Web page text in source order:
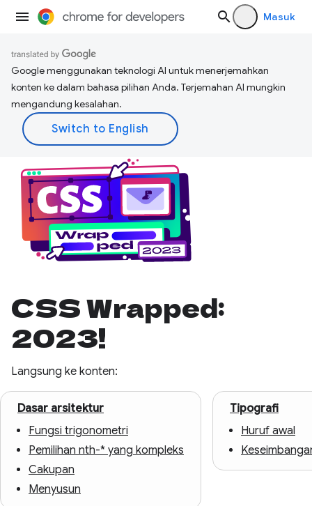
Masuk
Google menggunakan teknologi AI untuk menerjemahkan
konten ke dalam bahasa pilihan Anda. Terjemahan AI mungkin
mengandung kesalahan.
CSS Wrapped:
2023!
Langsung ke konten:
Dasar arsitektur
Fungsi trigonometri
Pemilihan nth-* yang kompleks
Cakupan
Menyusun
Tipografi
Huruf awal